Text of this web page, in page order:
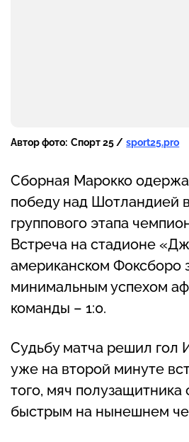
Автор фото: Спорт 25 / sport25.pro
Сборная Марокко
победу над Шотландией
группового этапа
Встреча на стадионе
американском Фоксборо
минимальным успехом
команды – 1:0.
Судьбу матча решил гол
уже на второй минуте
того, мяч полузащитника
быстрым на нынешнем